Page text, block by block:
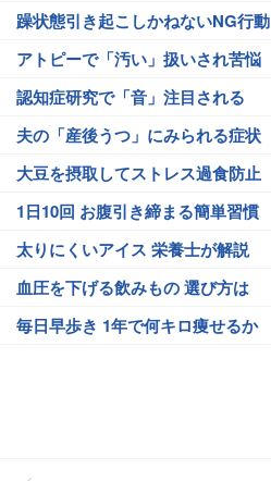
躁状態引き起こしかねないNG行動
アトピーで「汚い」扱いされ苦悩
認知症研究で「音」注目される
夫の「産後うつ」にみられる症状
大豆を摂取してストレス過食防止
1日10回 お腹引き締まる簡単習慣
太りにくいアイス 栄養士が解説
血圧を下げる飲みもの 選び方は
毎日早歩き 1年で何キロ痩せるか